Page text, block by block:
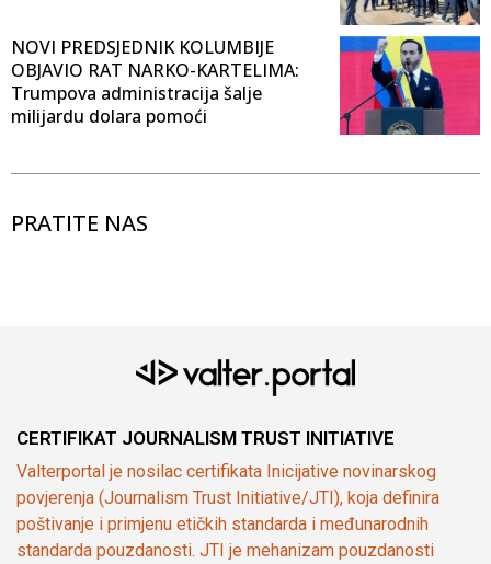
NOVI PREDSJEDNIK KOLUMBIJE
OBJAVIO RAT NARKO-KARTELIMA:
Trumpova administracija šalje
milijardu dolara pomoći
PRATITE NAS
CERTIFIKAT JOURNALISM TRUST INITIATIVE
Valterportal je nosilac certifikata Inicijative novinarskog
povjerenja (Journalism Trust Initiative/JTI), koja definira
poštivanje i primjenu etičkih standarda i međunarodnih
standarda pouzdanosti. JTI je mehanizam pouzdanosti